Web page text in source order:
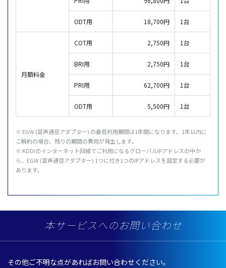
ODT用 18,700円 1台
月額料金
COT用 2,750円 1台
BRI用 2,750円 1台
PRI用 62,700円 1台
ODT用 5,500円 1台
※ EGW (音声通信アダプター) の最低利用期間は1年間になります。1年以内に
ご解約の場合、残りの期間の費用が発生します。
※ KDDIのインターネット回線でご利用になるグローバルIPアドレスの中か
ら、EGW (音声通信アダプター) 1つに付き1つのIPアドレスを設定する必要が
あります。
本サービスへのお問い合わせ
その他ご不明な点があればお問い合わせください。